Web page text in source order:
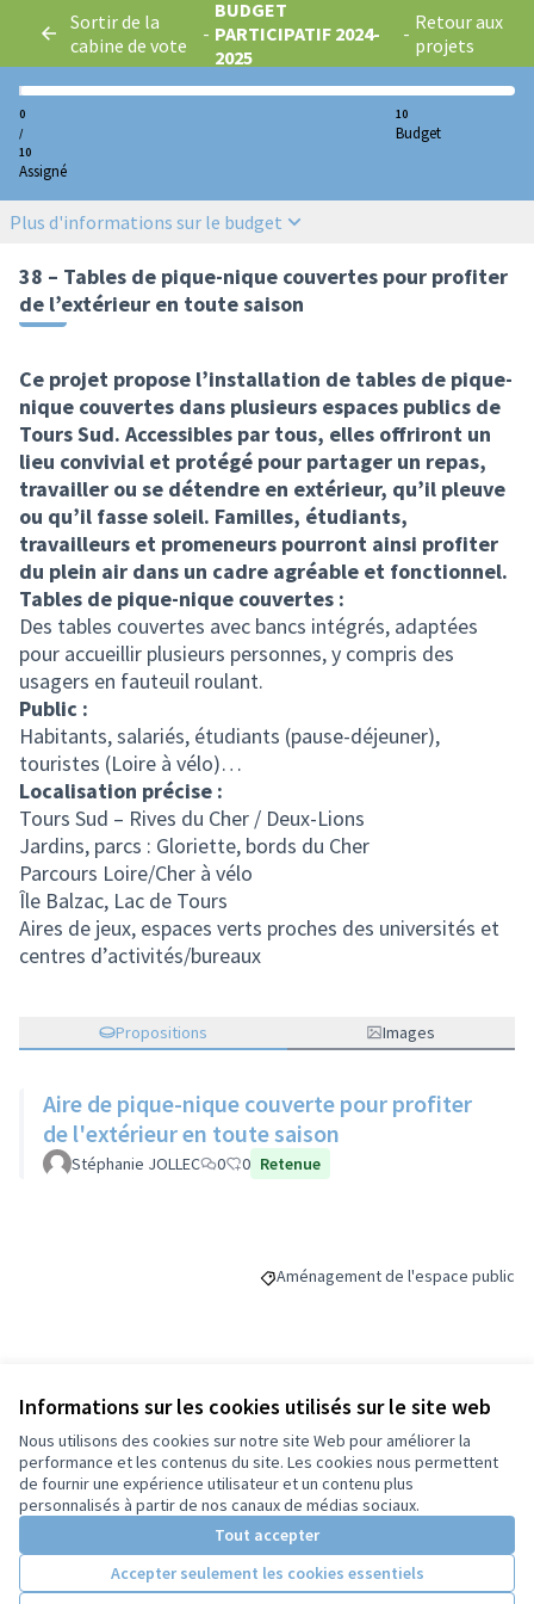
Informations sur les cookies utilisés sur le site web
Nous utilisons des cookies sur notre site Web pour améliorer la
performance et les contenus du site. Les cookies nous permettent
de fournir une expérience utilisateur et un contenu plus
personnalisés à partir de nos canaux de médias sociaux.
Tout accepter
Accepter seulement les cookies essentiels
Sortir de la
cabine de vote
-
BUDGET
PARTICIPATIF 2024-
2025
- Retour aux
projets
0
/
10
Assigné
10
Budget
Plus d'informations sur le budget
38 – Tables de pique-nique couvertes pour profiter
de l’extérieur en toute saison
Ce projet propose l’installation de tables de pique-
nique couvertes dans plusieurs espaces publics de
Tours Sud. Accessibles par tous, elles offriront un
lieu convivial et protégé pour partager un repas,
travailler ou se détendre en extérieur, qu’il pleuve
ou qu’il fasse soleil. Familles, étudiants,
travailleurs et promeneurs pourront ainsi profiter
du plein air dans un cadre agréable et fonctionnel.
Tables de pique-nique couvertes :
Des tables couvertes avec bancs intégrés, adaptées
pour accueillir plusieurs personnes, y compris des
usagers en fauteuil roulant.
Public :
Habitants, salariés, étudiants (pause-déjeuner),
touristes (Loire à vélo)…
Localisation précise :
Tours Sud – Rives du Cher / Deux-Lions
Jardins, parcs : Gloriette, bords du Cher
Parcours Loire/Cher à vélo
Île Balzac, Lac de Tours
Aires de jeux, espaces verts proches des universités et
centres d’activités/bureaux
Propositions Images
Aire de pique-nique couverte pour profiter
de l'extérieur en toute saison
Stéphanie JOLLEC 0 0 Retenue
Filtrer les résultats de la catégorie
Aménagement de l'espace public
Budget
45 000 €
Suivre Partager